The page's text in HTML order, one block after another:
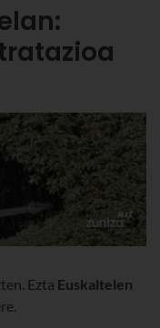
Ezta Euskaltelen